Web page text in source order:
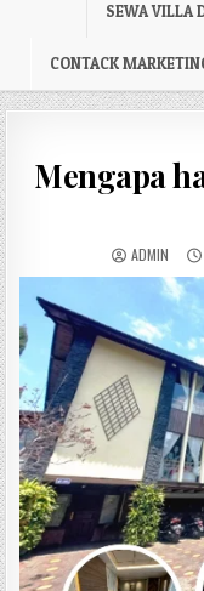
SEWA VILLA
CONTACK
Mengapa
AUTHOR:
ADMIN